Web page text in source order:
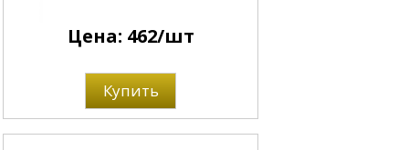
Цена: 462/шт
Купить